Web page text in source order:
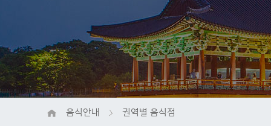
음식안내 권역별 음식점